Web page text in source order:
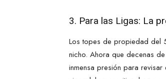
3. Para las Ligas: La
Los topes de propiedad del
nicho. Ahora que decenas
inmensa presión para